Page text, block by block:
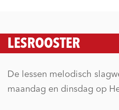
LESROOSTER
De lessen melodisch
maandag en dinsdag op